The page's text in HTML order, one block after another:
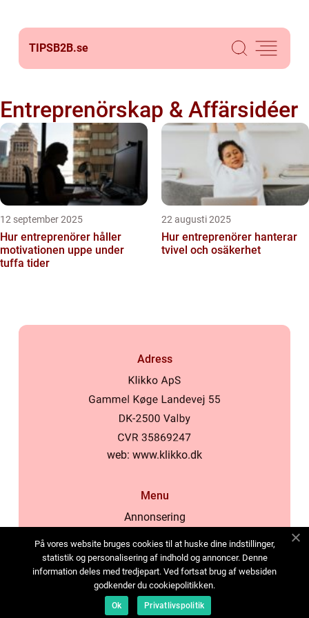
TIPSB2B.se
Entreprenörskap & Affärsidéer
12 september 2025
Hur entreprenörer håller
motivationen uppe under
tuffa tider
22 augusti 2025
Hur entreprenörer hanterar
tvivel och osäkerhet
Adress
web: www.klikko.dk
Menu
Annonsering
Cookies
Kontakta oss
Sitemap
På vores website bruges cookies til at huske dine indstillinger,
statistik og personalisering af indhold og annoncer. Denne
information deles med tredjepart. Ved fortsat brug af websiden
godkender du cookiepolitikken.
Ok Privatlivspolitik